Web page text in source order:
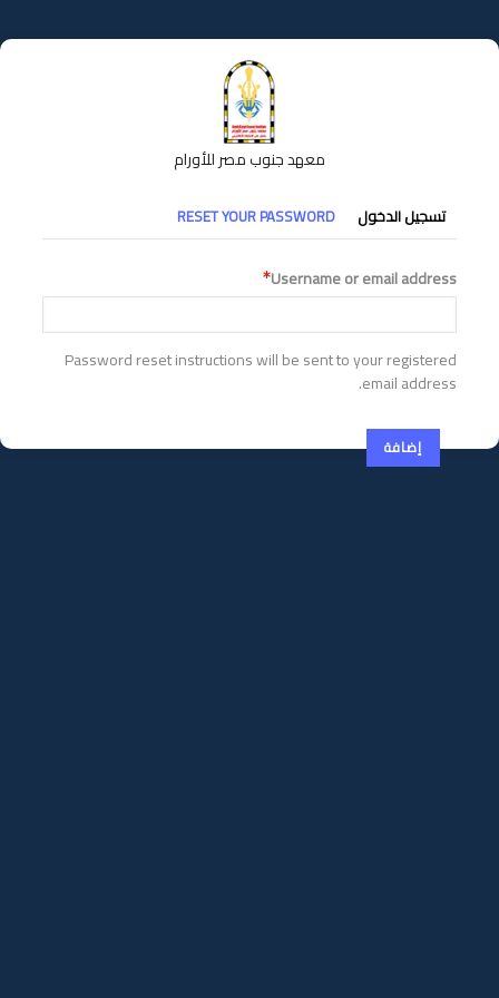
إلى
المحتوى
معهد جنوب مصر للأورام
التبويبات
الأساسية
تسجيل الدخول RESET YOUR PASSWORD
Username or email address
Password reset instructions will be sent to your registered
email address.